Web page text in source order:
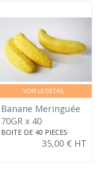
VOIR LE DÉTAIL
Banane Meringuée
70GR x 40
BOITE DE 40 PIECES
35,00 € HT